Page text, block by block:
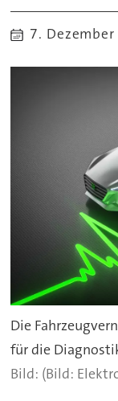
7.
Die
für die
(Bild: